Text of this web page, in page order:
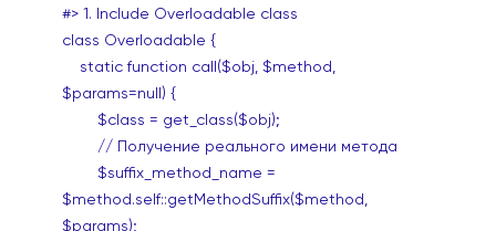
#> 1. Include Overloadable class
class Overloadable {
static function call($obj, $method,
$params=null) {
$class = get_class($obj);
// Получение реального имени метода
$suffix_method_name =
$method.self::getMethodSuffix($method,
$params);